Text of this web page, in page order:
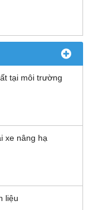
tại môi trường
xe nâng hạ
liệu